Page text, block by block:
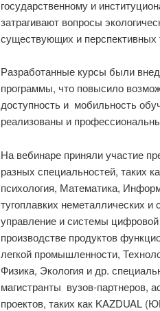
государственному и
затрагивают вопросы
существующих и перспективных
Разработанные курсы были
программы, что повысило
доступность и мобильность
реализованы и
На вебинаре приняли участие
разных специальностей, таких
психология, Математика,
тугоплавких неметаллических
управление и системы
производстве продуктов
легкой промышленности,
Физика, Экология и др.
магистранты вузов-партнеров,
проектов, таких как KAZDUAL